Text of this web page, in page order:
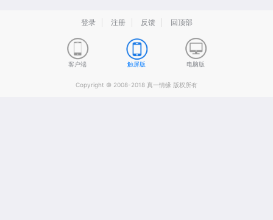
登录 注册 反馈 回顶部
客户端 触屏版 电脑版
Copyright © 2008-2018 真一情缘 版权所有